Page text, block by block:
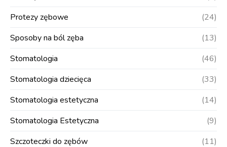
Protezy zębowe
(24)
Sposoby na ból zęba
(13)
Stomatologia
(46)
Stomatologia dziecięca
(33)
Stomatologia estetyczna
(14)
Stomatologia Estetyczna
(9)
Szczoteczki do zębów
(11)